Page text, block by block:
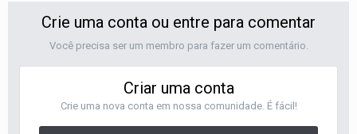
Crie uma conta ou entre para comentar
Você precisa ser um membro para fazer um comentário.
Criar uma conta
Crie uma nova conta em nossa comunidade. É fácil!